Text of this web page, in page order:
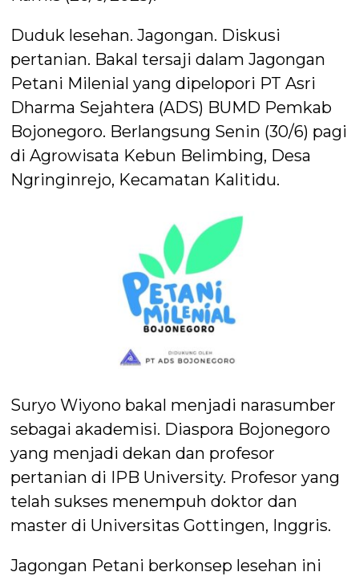
Duduk lesehan. Jagongan. Diskusi
pertanian. Bakal tersaji dalam Jagongan
Petani Milenial yang dipelopori PT Asri
Dharma Sejahtera (ADS) BUMD Pemkab
Bojonegoro. Berlangsung Senin (30/6) pagi
di Agrowisata Kebun Belimbing, Desa
Ngringinrejo, Kecamatan Kalitidu.
Suryo Wiyono bakal menjadi narasumber
sebagai akademisi. Diaspora Bojonegoro
yang menjadi dekan dan profesor
pertanian di IPB University. Profesor yang
telah sukses menempuh doktor dan
master di Universitas Gottingen, Inggris.
Jagongan Petani berkonsep lesehan ini